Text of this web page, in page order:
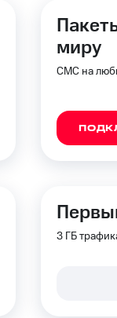
миру
СМС на
3 ГБ